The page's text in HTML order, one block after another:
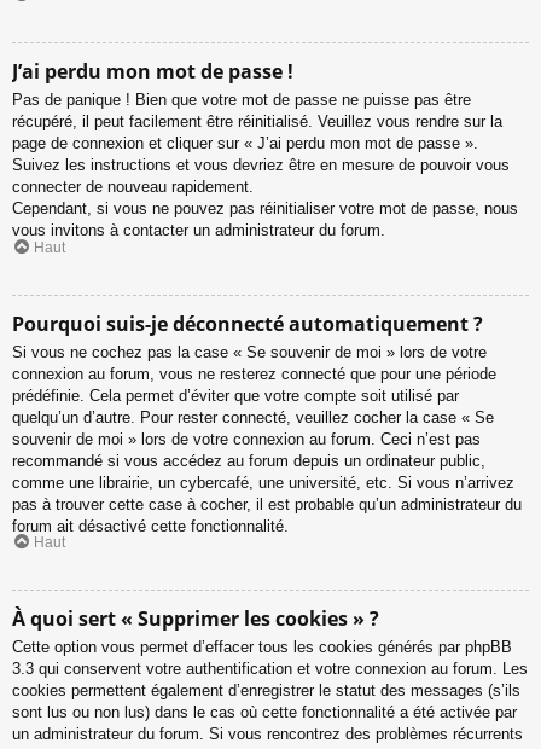
J’ai perdu mon mot de passe !
Pas de panique ! Bien que votre mot de passe ne puisse pas être
récupéré, il peut facilement être réinitialisé. Veuillez vous rendre sur la
page de connexion et cliquer sur « J’ai perdu mon mot de passe ».
Suivez les instructions et vous devriez être en mesure de pouvoir vous
connecter de nouveau rapidement.
Cependant, si vous ne pouvez pas réinitialiser votre mot de passe, nous
vous invitons à contacter un administrateur du forum.
Haut
Pourquoi suis-je déconnecté automatiquement ?
Si vous ne cochez pas la case « Se souvenir de moi » lors de votre
connexion au forum, vous ne resterez connecté que pour une période
prédéfinie. Cela permet d’éviter que votre compte soit utilisé par
quelqu’un d’autre. Pour rester connecté, veuillez cocher la case « Se
souvenir de moi » lors de votre connexion au forum. Ceci n’est pas
recommandé si vous accédez au forum depuis un ordinateur public,
comme une librairie, un cybercafé, une université, etc. Si vous n’arrivez
pas à trouver cette case à cocher, il est probable qu’un administrateur du
forum ait désactivé cette fonctionnalité.
Haut
À quoi sert « Supprimer les cookies » ?
Cette option vous permet d’effacer tous les cookies générés par phpBB
3.3 qui conservent votre authentification et votre connexion au forum. Les
cookies permettent également d’enregistrer le statut des messages (s’ils
sont lus ou non lus) dans le cas où cette fonctionnalité a été activée par
un administrateur du forum. Si vous rencontrez des problèmes récurrents